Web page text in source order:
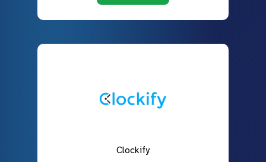
Clockify